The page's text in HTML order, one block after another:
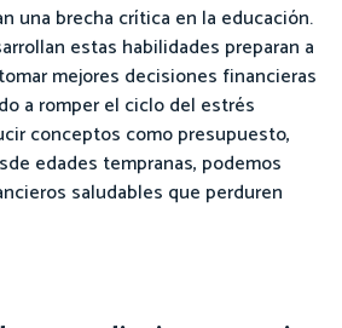
una brecha crítica en la educación.
estas habilidades preparan a
mejores decisiones financieras
a romper el ciclo del estrés
conceptos como presupuesto,
edades tempranas, podemos
saludables que perduren